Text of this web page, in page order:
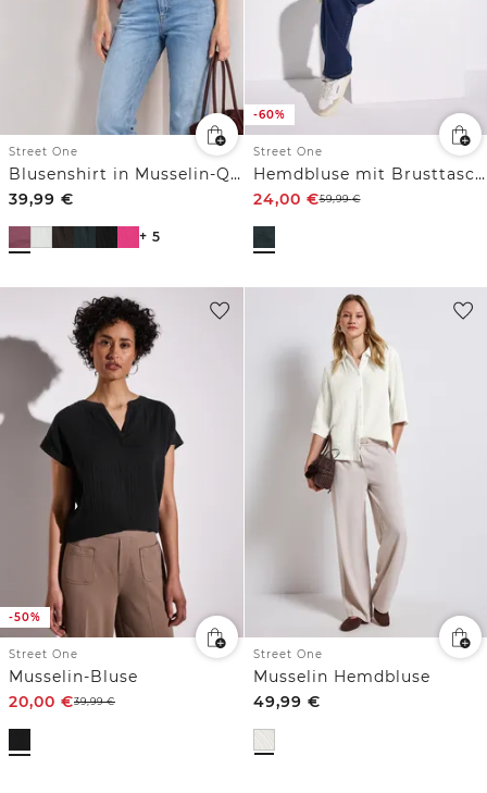
Street One
Blusenshirt in Musselin-Qualität
39,99 €
+ 5
-60%
Street One
Hemdbluse mit Brusttaschen
24,00 €59,99€
-50%
Street One
Musselin-Bluse
20,00 €39,99€
Street One
Musselin Hemdbluse
49,99 €